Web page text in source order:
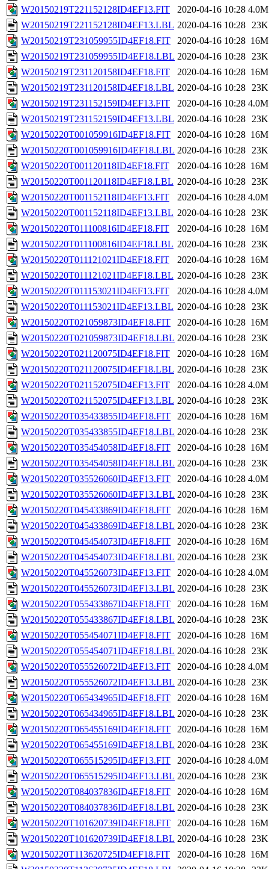
W20150219T221152128ID4EF13.FIT
2020-04-16 10:28 4.0M
W20150219T221152128ID4EF13.LBL 2020-04-16 10:28 23K
W20150219T231059955ID4EF18.FIT
2020-04-16 10:28 16M
W20150219T231059955ID4EF18.LBL 2020-04-16 10:28 23K
W20150219T231120158ID4EF18.FIT
2020-04-16 10:28 16M
W20150219T231120158ID4EF18.LBL 2020-04-16 10:28 23K
W20150219T231152159ID4EF13.FIT
2020-04-16 10:28 4.0M
W20150219T231152159ID4EF13.LBL 2020-04-16 10:28 23K
W20150220T001059916ID4EF18.FIT
2020-04-16 10:28 16M
W20150220T001059916ID4EF18.LBL 2020-04-16 10:28 23K
W20150220T001120118ID4EF18.FIT
2020-04-16 10:28 16M
W20150220T001120118ID4EF18.LBL 2020-04-16 10:28 23K
W20150220T001152118ID4EF13.FIT
2020-04-16 10:28 4.0M
W20150220T001152118ID4EF13.LBL 2020-04-16 10:28 23K
W20150220T011100816ID4EF18.FIT
2020-04-16 10:28 16M
W20150220T011100816ID4EF18.LBL 2020-04-16 10:28 23K
W20150220T011121021ID4EF18.FIT
2020-04-16 10:28 16M
W20150220T011121021ID4EF18.LBL 2020-04-16 10:28 23K
W20150220T011153021ID4EF13.FIT
2020-04-16 10:28 4.0M
W20150220T011153021ID4EF13.LBL 2020-04-16 10:28 23K
W20150220T021059873ID4EF18.FIT
2020-04-16 10:28 16M
W20150220T021059873ID4EF18.LBL 2020-04-16 10:28 23K
W20150220T021120075ID4EF18.FIT
2020-04-16 10:28 16M
W20150220T021120075ID4EF18.LBL 2020-04-16 10:28 23K
W20150220T021152075ID4EF13.FIT
2020-04-16 10:28 4.0M
W20150220T021152075ID4EF13.LBL 2020-04-16 10:28 23K
W20150220T035433855ID4EF18.FIT
2020-04-16 10:28 16M
W20150220T035433855ID4EF18.LBL 2020-04-16 10:28 23K
W20150220T035454058ID4EF18.FIT
2020-04-16 10:28 16M
W20150220T035454058ID4EF18.LBL 2020-04-16 10:28 23K
W20150220T035526060ID4EF13.FIT
2020-04-16 10:28 4.0M
W20150220T035526060ID4EF13.LBL 2020-04-16 10:28 23K
W20150220T045433869ID4EF18.FIT
2020-04-16 10:28 16M
W20150220T045433869ID4EF18.LBL 2020-04-16 10:28 23K
W20150220T045454073ID4EF18.FIT
2020-04-16 10:28 16M
W20150220T045454073ID4EF18.LBL 2020-04-16 10:28 23K
W20150220T045526073ID4EF13.FIT
2020-04-16 10:28 4.0M
W20150220T045526073ID4EF13.LBL 2020-04-16 10:28 23K
W20150220T055433867ID4EF18.FIT
2020-04-16 10:28 16M
W20150220T055433867ID4EF18.LBL 2020-04-16 10:28 23K
W20150220T055454071ID4EF18.FIT
2020-04-16 10:28 16M
W20150220T055454071ID4EF18.LBL 2020-04-16 10:28 23K
W20150220T055526072ID4EF13.FIT
2020-04-16 10:28 4.0M
W20150220T055526072ID4EF13.LBL 2020-04-16 10:28 23K
W20150220T065434965ID4EF18.FIT
2020-04-16 10:28 16M
W20150220T065434965ID4EF18.LBL 2020-04-16 10:28 23K
W20150220T065455169ID4EF18.FIT
2020-04-16 10:28 16M
W20150220T065455169ID4EF18.LBL 2020-04-16 10:28 23K
W20150220T065515295ID4EF13.FIT
2020-04-16 10:28 4.0M
W20150220T065515295ID4EF13.LBL 2020-04-16 10:28 23K
W20150220T084037836ID4EF18.FIT
2020-04-16 10:28 16M
W20150220T084037836ID4EF18.LBL 2020-04-16 10:28 23K
W20150220T101620739ID4EF18.FIT
2020-04-16 10:28 16M
W20150220T101620739ID4EF18.LBL 2020-04-16 10:28 23K
W20150220T113620725ID4EF18.FIT
2020-04-16 10:28 16M